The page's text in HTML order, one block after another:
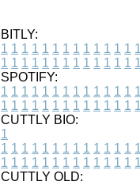
BITLY:
1 1 1 1 1 1 1 1 1 1 1 1 1 1
1 1 1 1 1 1 1 1 1 1 1 1 1 1
SPOTIFY:
1 1 1 1 1 1 1 1 1 1 1 1 1 1
1 1 1 1 1 1 1 1 1 1 1 1 1 1
CUTTLY BIO:
1
1 1 1 1 1 1 1 1 1 1 1 1 1 1
1 1 1 1 1 1 1 1 1 1 1 1 1 1
CUTTLY OLD: